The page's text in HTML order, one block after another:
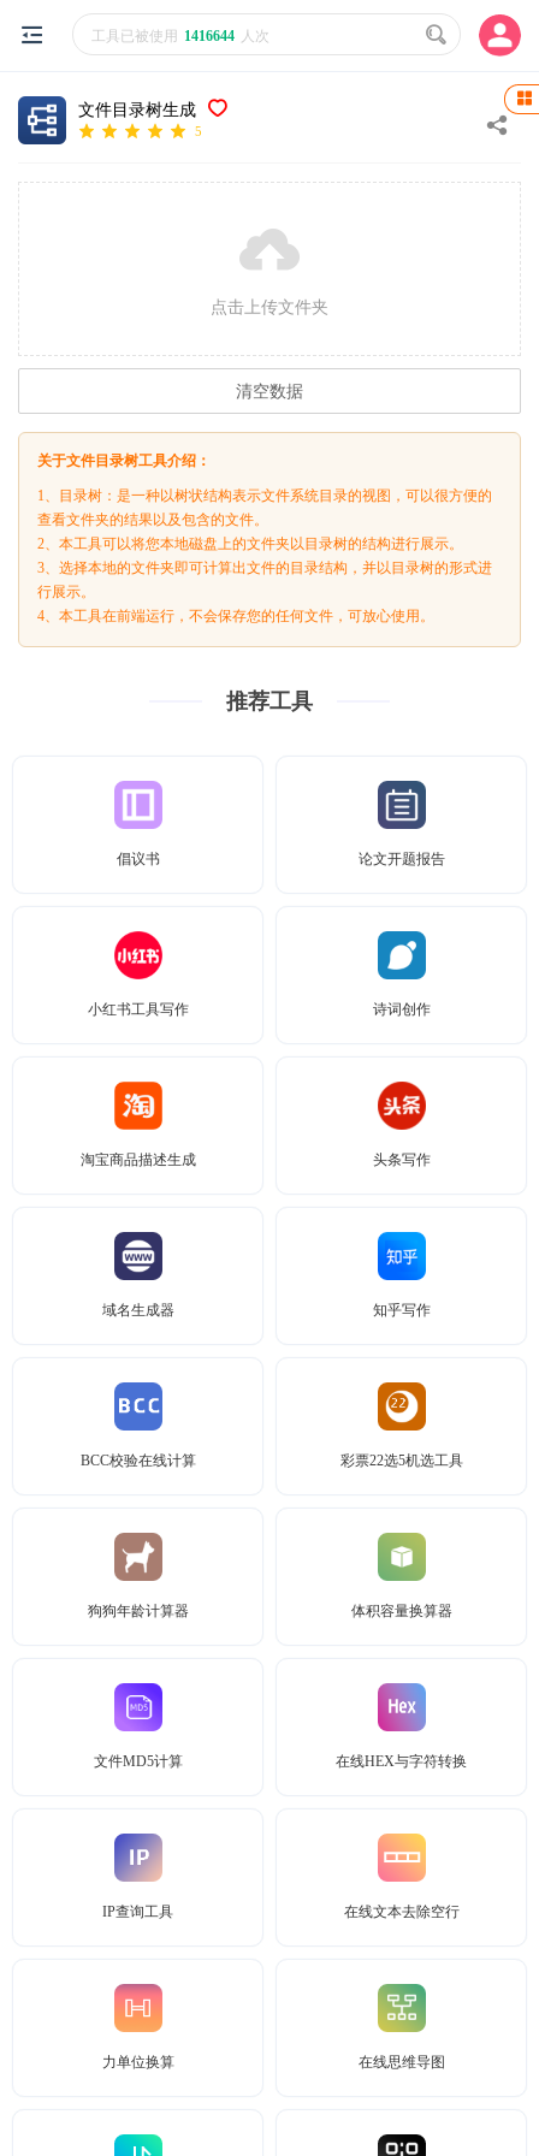
工具已被使用 1416644 人次
文件目录树生成
5
点击上传文件夹
清空数据
关于文件目录树工具介绍：
1、目录树：是一种以树状结构表示文件系统目录的视图，可以很方便的
查看文件夹的结果以及包含的文件。
2、本工具可以将您本地磁盘上的文件夹以目录树的结构进行展示。
3、选择本地的文件夹即可计算出文件的目录结构，并以目录树的形式进
行展示。
4、本工具在前端运行，不会保存您的任何文件，可放心使用。
推荐工具
倡议书 论文开题报告
小红书工具写作 诗词创作
淘宝商品描述生成 头条写作
域名生成器 知乎写作
BCC校验在线计算 彩票22选5机选工具
狗狗年龄计算器 体积容量换算器
文件MD5计算 在线HEX与字符转换
IP查询工具 在线文本去除空行
力单位换算 在线思维导图